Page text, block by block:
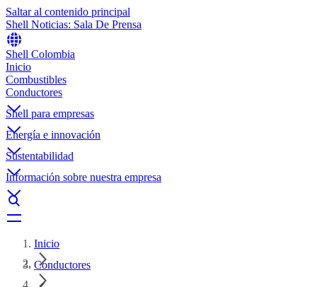
Saltar al contenido principal
Shell Noticias: Sala De Prensa
Shell Colombia
Inicio
Combustibles
Conductores
Shell para empresas
Energía e innovación
Sustentabilidad
Información sobre nuestra empresa
Inicio
Conductores